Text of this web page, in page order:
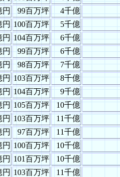
円 99百万坪
4千億
円 100百万坪
5千億
円 104百万坪
6千億
円 99百万坪
6千億
円 98百万坪
7千億
円 103百万坪
8千億
円 104百万坪
9千億
円 105百万坪
10千億
円 103百万坪
11千億
円 97百万坪
11千億
円 100百万坪
10千億
円 101百万坪
10千億
円 103百万坪
11千億